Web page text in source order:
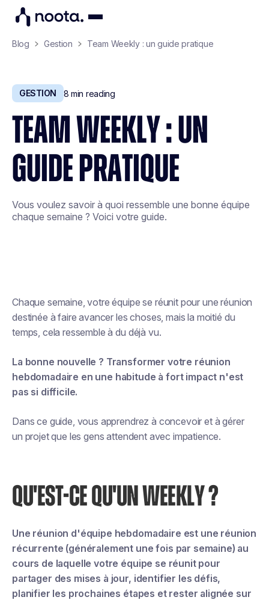
Blog Gestion Team Weekly : un guide pratique
GESTION 8 min reading
TEAM WEEKLY : UN
GUIDE PRATIQUE
Vous voulez savoir à quoi ressemble une bonne équipe
chaque semaine ? Voici votre guide.
Chaque semaine, votre équipe se réunit pour une réunion
destinée à faire avancer les choses, mais la moitié du
temps, cela ressemble à du déjà vu.
La bonne nouvelle ? Transformer votre réunion
hebdomadaire en une habitude à fort impact n'est
pas si difficile.
Dans ce guide, vous apprendrez à concevoir et à gérer
un projet que les gens attendent avec impatience.
QU'EST-CE QU'UN WEEKLY ?
Une réunion d'équipe hebdomadaire est une réunion
récurrente (généralement une fois par semaine) au
cours de laquelle votre équipe se réunit pour
partager des mises à jour, identifier les défis,
planifier les prochaines étapes et rester alignée sur